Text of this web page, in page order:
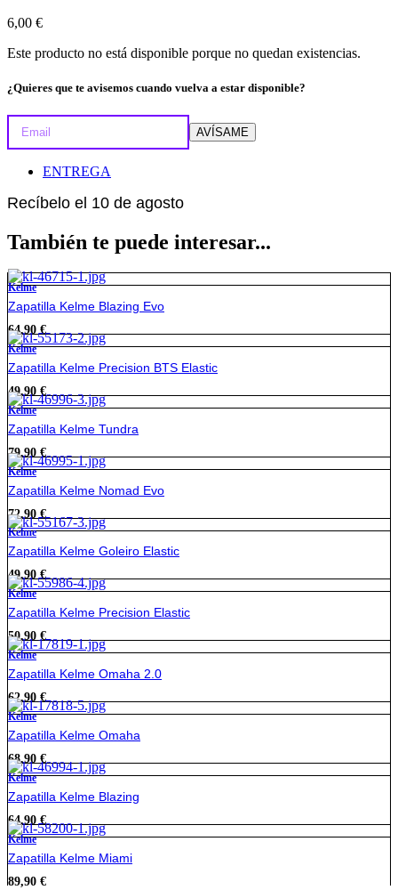
6,00 €
Este producto no está disponible porque no quedan existencias.
¿Quieres que te avisemos cuando vuelva a estar disponible?
AVÍSAME
ENTREGA
Recíbelo el 10 de agosto
También te puede interesar...
Kelme
Zapatilla Kelme Blazing Evo
64,90 €
Kelme
Zapatilla Kelme Precision BTS Elastic
49,90 €
Kelme
Zapatilla Kelme Tundra
79,90 €
Kelme
Zapatilla Kelme Nomad Evo
72,90 €
Kelme
Zapatilla Kelme Goleiro Elastic
49,90€
Kelme
Zapatilla Kelme Precision Elastic
50,90 €
Kelme
Zapatilla Kelme Omaha 2.0
62,90 €
Kelme
Zapatilla Kelme Omaha
68,90 €
Kelme
Zapatilla Kelme Blazing
64,90 €
Kelme
Zapatilla Kelme Miami
89,90 €